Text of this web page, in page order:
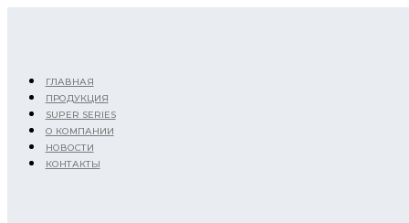
ГЛАВНАЯ
ПРОДУКЦИЯ
SUPER SERIES
О КОМПАНИИ
НОВОСТИ
КОНТАКТЫ